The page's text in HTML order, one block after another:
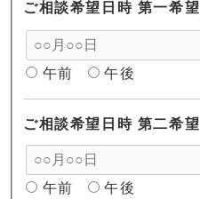
ご相談希望日時 第一希望
午前 午後
ご相談希望日時 第二希望
午前 午後